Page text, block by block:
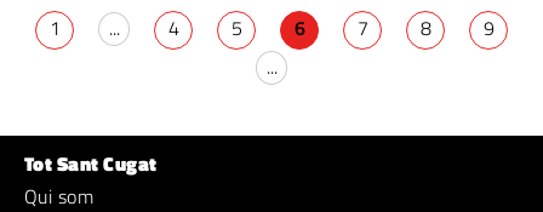
1 ... 4 5 6 7 8
9
...
Tot Sant Cugat
Qui som